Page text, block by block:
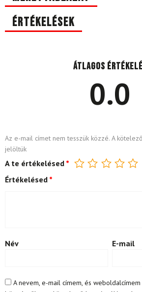
Értékelések
Átlagos
0.0
Az e-mail címet nem tesszük közzé. A
jelöltük
A te értékelésed *
Értékelésed *
Név E-mail
A nevem, e-mail címem, és